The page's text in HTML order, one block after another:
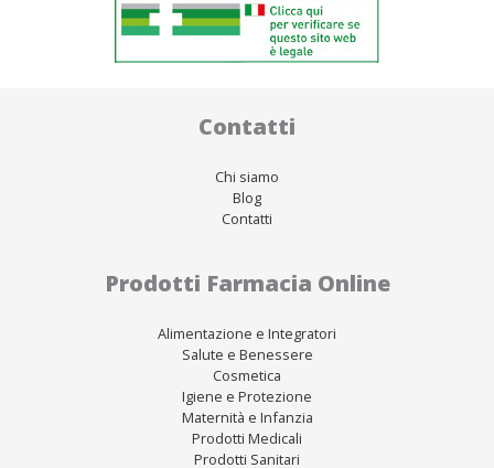
Contatti
Chi siamo
Blog
Contatti
Prodotti Farmacia Online
Alimentazione e Integratori
Salute e Benessere
Cosmetica
Igiene e Protezione
Maternità e Infanzia
Prodotti Medicali
Prodotti Sanitari